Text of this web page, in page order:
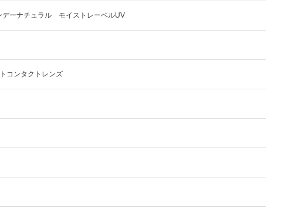
デーナチュラル モイストレーベルUV
コンタクトレンズ